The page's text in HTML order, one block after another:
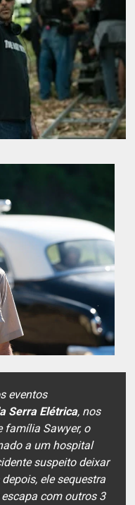
eventos
Serra Elétrica, nos
família Sawyer, o
a um hospital
suspeito deixar
ele sequestra
com outros 3